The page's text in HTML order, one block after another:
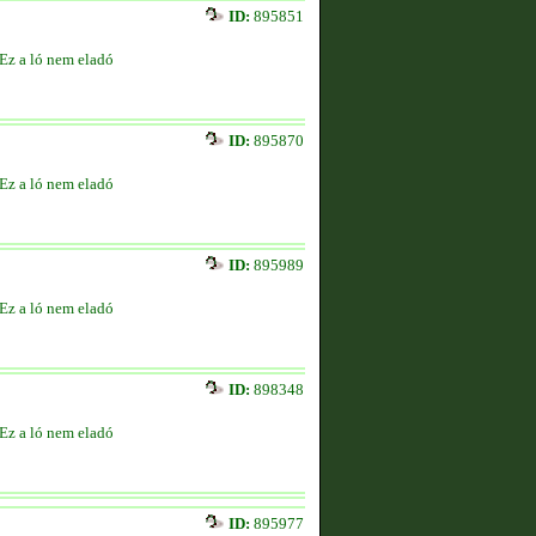
ID: 895851
Ez a ló nem eladó
ID: 895870
Ez a ló nem eladó
ID: 895989
Ez a ló nem eladó
ID: 898348
Ez a ló nem eladó
ID: 895977